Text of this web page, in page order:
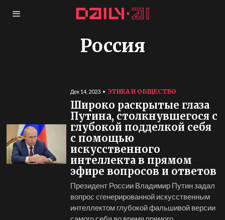
Россия
Дек 14, 2023 ЭТИКА И ОБЩЕСТВО
Широко раскрытые глаза
Путина, столкнувшегося с
глубокой подделкой себя
с помощью
искусственного
интеллекта в прямом
эфире вопросов и ответов
Президент России Владимир Путин задал
вопрос сгенерированной искусственным
интеллектом глубокой фальшивой версии